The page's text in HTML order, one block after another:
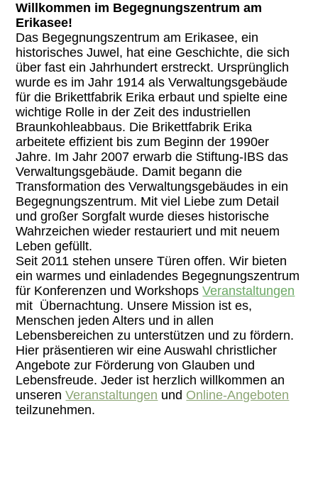
Willkommen im Begegnungszentrum am
Erikasee!
Das Begegnungszentrum am Erikasee, ein
historisches Juwel, hat eine Geschichte, die sich
über fast ein Jahrhundert erstreckt. Ursprünglich
wurde es im Jahr 1914 als Verwaltungsgebäude
für die Brikettfabrik Erika erbaut und spielte eine
wichtige Rolle in der Zeit des industriellen
Braunkohleabbaus. Die Brikettfabrik Erika
arbeitete effizient bis zum Beginn der 1990er
Jahre. Im Jahr 2007 erwarb die Stiftung-IBS das
Verwaltungsgebäude. Damit begann die
Transformation des Verwaltungsgebäudes in ein
Begegnungszentrum. Mit viel Liebe zum Detail
und großer Sorgfalt wurde dieses historische
Wahrzeichen wieder restauriert und mit neuem
Leben gefüllt.
Seit 2011 stehen unsere Türen offen. Wir bieten
ein warmes und einladendes Begegnungszentrum
für Konferenzen und WorkshopsVeranstaltungen
mit Übernachtung. Unsere Mission ist es,
Menschen jeden Alters und in allen
Lebensbereichen zu unterstützen und zu fördern.
Hier präsentieren wir eine Auswahl christlicher
Angebote zur Förderung von Glauben und
Lebensfreude. Jeder ist herzlich willkommen an
unserenVeranstaltungen und Online-Angeboten
teilzunehmen.